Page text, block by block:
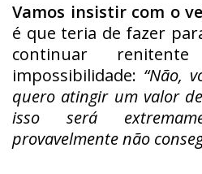
Vamos insistir com o
é que teria de fazer
continuar
impossibilidade: “Não,
quero atingir um valor
isso será
provavelmente não